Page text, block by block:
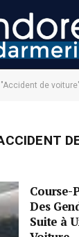
de voiture"
Course-
Des
Suite à